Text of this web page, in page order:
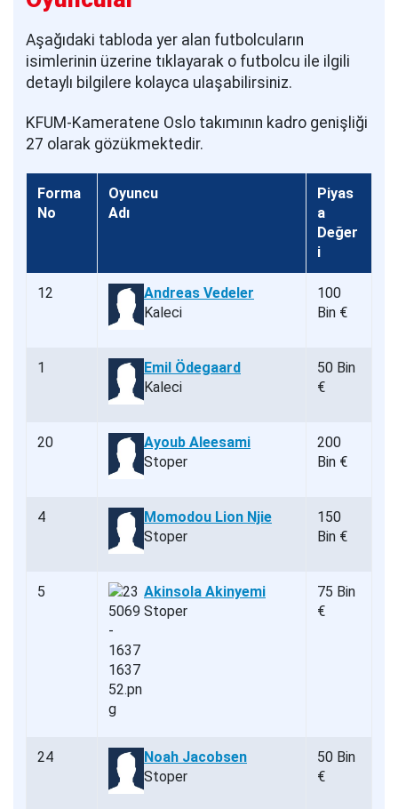
Aşağıdaki tabloda yer alan futbolcuların
isimlerinin üzerine tıklayarak o futbolcu ile ilgili
detaylı bilgilere kolayca ulaşabilirsiniz.
KFUM-Kameratene Oslo takımının kadro genişliği
27 olarak gözükmektedir.
Forma
No
Oyuncu
Adı
Piyas
a
Değer
i
12
Andreas Vedeler
Kaleci
100
Bin €
1
Emil Ödegaard
Kaleci
50 Bin
€
20
Ayoub Aleesami
Stoper
200
Bin €
4
Momodou Lion Njie
Stoper
150
Bin €
5
Akinsola Akinyemi
Stoper
75 Bin
€
24
Noah Jacobsen
Stoper
50 Bin
€